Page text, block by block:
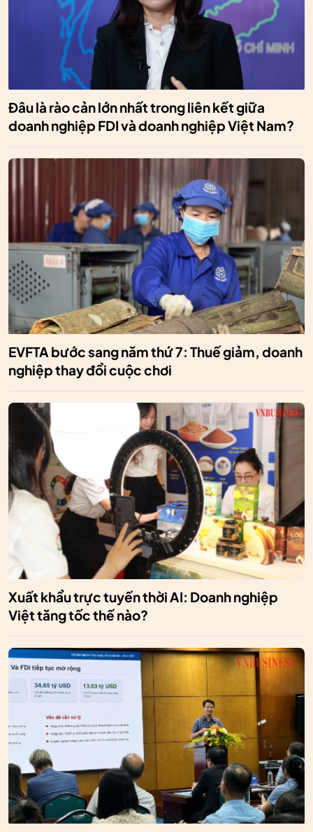
Đâu là rào cản lớn nhất trong liên kết giữa
doanh nghiệp FDI và doanh nghiệp Việt Nam?
EVFTA bước sang năm thứ 7: Thuế giảm, doanh
nghiệp thay đổi cuộc chơi
Xuất khẩu trực tuyến thời AI: Doanh nghiệp
Việt tăng tốc thế nào?